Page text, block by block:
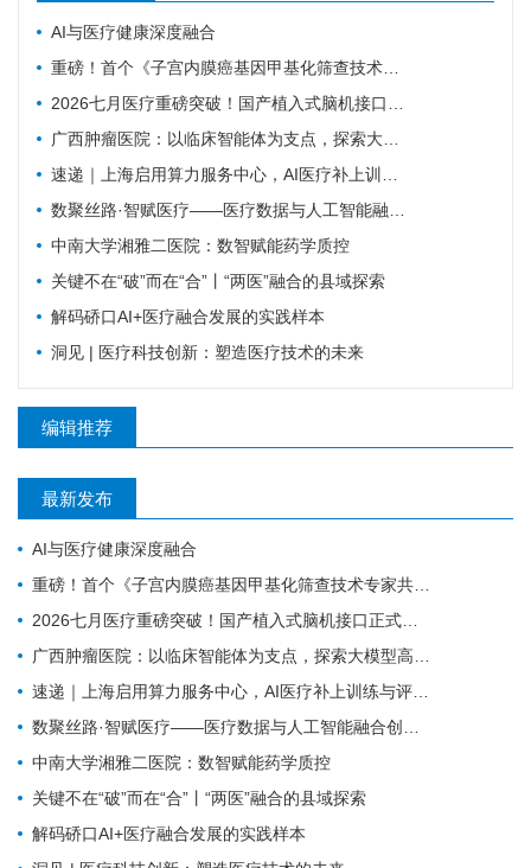
AI与医疗健康深度融合
重磅！首个《子宫内膜癌基因甲基化筛查技术专家共识（2026版）》正式发布！
2026七月医疗重磅突破！国产植入式脑机接口正式临床落地，瘫痪康复迎来质变
广西肿瘤医院：以临床智能体为支点，探索大模型高质量发展路径
速递｜上海启用算力服务中心，AI医疗补上训练与评测底座
数聚丝路·智赋医疗——医疗数据与人工智能融合创新实践
中南大学湘雅二医院：数智赋能药学质控
关键不在“破”而在“合”丨“两医”融合的县域探索
解码硚口AI+医疗融合发展的实践样本
洞见 | 医疗科技创新：塑造医疗技术的未来
编辑推荐
最新发布
AI与医疗健康深度融合
重磅！首个《子宫内膜癌基因甲基化筛查技术专家共识（2026版）》正式发布！
2026七月医疗重磅突破！国产植入式脑机接口正式临床落地，瘫痪康复迎来质变
广西肿瘤医院：以临床智能体为支点，探索大模型高质量发展路径
速递｜上海启用算力服务中心，AI医疗补上训练与评测底座
数聚丝路·智赋医疗——医疗数据与人工智能融合创新实践
中南大学湘雅二医院：数智赋能药学质控
关键不在“破”而在“合”丨“两医”融合的县域探索
解码硚口AI+医疗融合发展的实践样本